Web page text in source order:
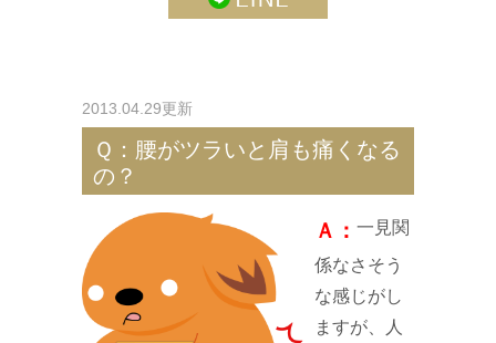
2013.04.29更新
Ｑ：腰がツラいと肩も痛くなる
の？
Ａ： 一見関
係なさそう
な感じがし
ますが、人